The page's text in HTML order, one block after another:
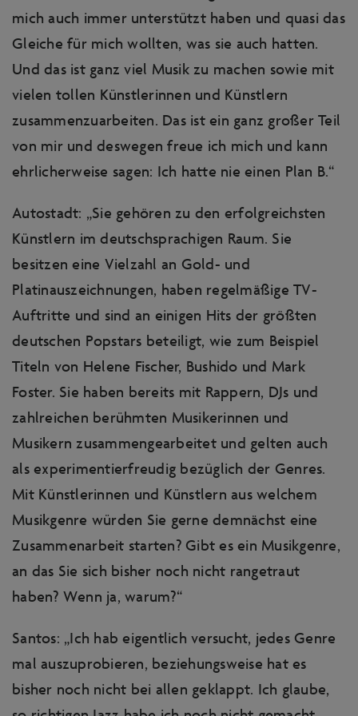
mich auch immer unterstützt haben und quasi das
Gleiche für mich wollten, was sie auch hatten.
Und das ist ganz viel Musik zu machen sowie mit
vielen tollen Künstlerinnen und Künstlern
zusammenzuarbeiten. Das ist ein ganz großer Teil
von mir und deswegen freue ich mich und kann
ehrlicherweise sagen: Ich hatte nie einen Plan B.“
Autostadt: „Sie gehören zu den erfolgreichsten
Künstlern im deutschsprachigen Raum. Sie
besitzen eine Vielzahl an Gold- und
Platinauszeichnungen, haben regelmäßige TV-
Auftritte und sind an einigen Hits der größten
deutschen Popstars beteiligt, wie zum Beispiel
Titeln von Helene Fischer, Bushido und Mark
Foster. Sie haben bereits mit Rappern, DJs und
zahlreichen berühmten Musikerinnen und
Musikern zusammengearbeitet und gelten auch
als experimentierfreudig bezüglich der Genres.
Mit Künstlerinnen und Künstlern aus welchem
Musikgenre würden Sie gerne demnächst eine
Zusammenarbeit starten? Gibt es ein Musikgenre,
an das Sie sich bisher noch nicht rangetraut
haben? Wenn ja, warum?“
Santos: „Ich hab eigentlich versucht, jedes Genre
mal auszuprobieren, beziehungsweise hat es
bisher noch nicht bei allen geklappt. Ich glaube,